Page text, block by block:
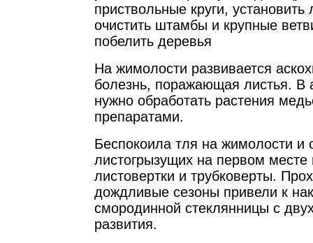
приствольные круги, установить
очистить штамбы и крупные
побелить деревья
На жимолости развивается
болезнь, поражающая листья. В
нужно обработать растения
препаратами.
Беспокоила тля на жимолости и
листогрызущих на первом месте
листовертки и трубковерты.
дождливые сезоны привели к
смородинной стеклянницы с
развития.